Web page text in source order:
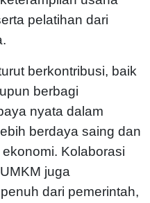
pelatihan dari
berkontribusi, baik
berbagi
nyata dalam
berdaya saing dan
Kolaborasi
juga
dari pemerintah,